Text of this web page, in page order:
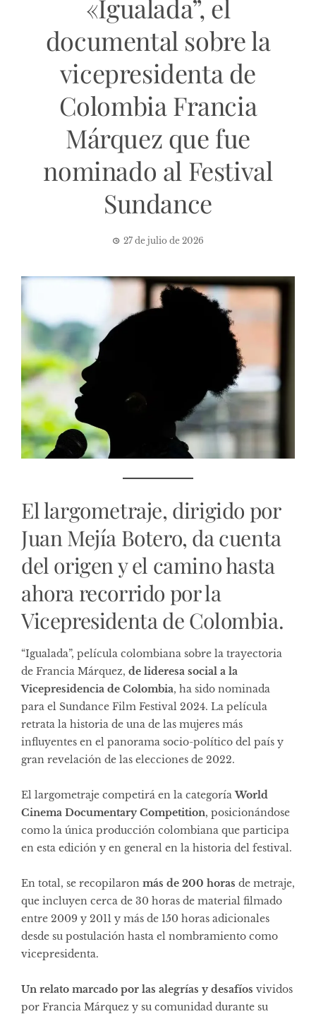
«Igualada”, el
documental sobre la
vicepresidenta de
Colombia Francia
Márquez que fue
nominado al Festival
Sundance
27 de julio de 2026
El largometraje, dirigido por
Juan Mejía Botero, da cuenta
del origen y el camino hasta
ahora recorrido por la
Vicepresidenta de Colombia.
“Igualada”, película colombiana sobre la trayectoria
de Francia Márquez, de lideresa social a la
Vicepresidencia de Colombia, ha sido nominada
para el Sundance Film Festival 2024. La película
retrata la historia de una de las mujeres más
influyentes en el panorama socio-político del país y
gran revelación de las elecciones de 2022.
El largometraje competirá en la categoríaWorld
Cinema Documentary Competition, posicionándose
como la única producción colombiana que participa
en esta edición y en general en la historia del festival.
En total, se recopilaron más de 200 horas de metraje,
que incluyen cerca de 30 horas de material filmado
entre 2009 y 2011 y más de 150 horas adicionales
desde su postulación hasta el nombramiento como
vicepresidenta.
Un relato marcado por las alegrías y desafíos vividos
por Francia Márquez y su comunidad durante su